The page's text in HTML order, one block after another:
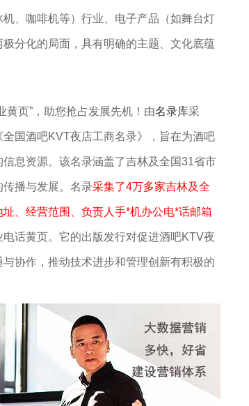
、咖啡机等）行业、电子产品（如舞台灯
分化的局面，具有明确的主题、文化底蕴
页”，助您抢占发展先机！由名录库采
国酒吧KVT夜店工商名录》，旨在为酒吧
息资源。该名录涵盖了吉林及全国31省市
播与发展。名录采集了4万多家吉林及全
、经营范围、负责人手*机办公电*话邮箱
话黄页。它的出版发行对促进酒吧KTV夜
协作，推动技术进步和管理创新有积极的